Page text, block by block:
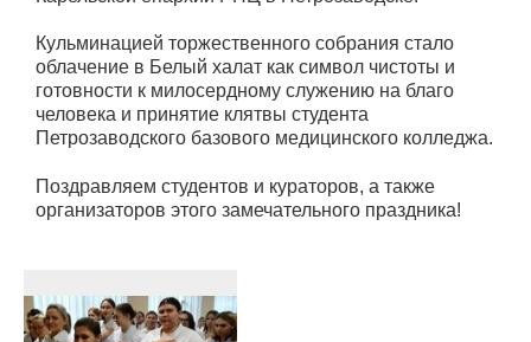
Кульминацией торжественного собрания стало
облачение в Белый халат как символ чистоты и
готовности к милосердному служению на благо
человека и принятие клятвы студента
Петрозаводского базового медицинского колледжа.
Поздравляем студентов и кураторов, а также
организаторов этого замечательного праздника!